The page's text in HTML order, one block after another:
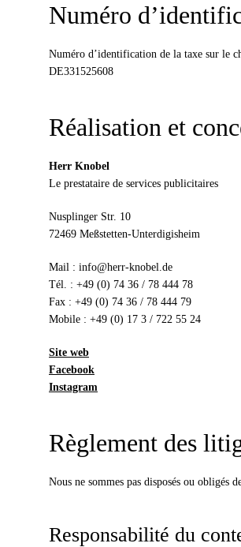
Numéro
Numéro d’identification de la taxe sur le
DE331525608
Réalisation et
Herr Knobel
Le prestataire de services publicitaires
Nusplinger Str. 10
72469 Meßstetten-Unterdigisheim
Mail : info@herr-knobel.de
Tél. : +49 (0) 74 36 / 78 444 78
Fax : +49 (0) 74 36 / 78 444 79
Mobile : +49 (0) 17 3 / 722 55 24
Site web
Facebook
Instagram
Règlement des
Nous ne sommes pas disposés ou obligés
Responsabilité du